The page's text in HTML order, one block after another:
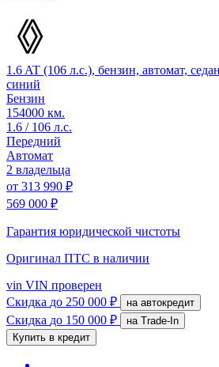
1.6 AT (106 л.с.), бензин, автомат,
синий
Бензин
154000 км.
1.6 / 106 л.с.
Передний
Автомат
2 владельца
от 313 990 ₽
569 000 ₽
Гарантия юридической чистоты
Оригинал ПТС в наличии
vin VIN проверен
Скидка до 250 000 ₽ на автокредит
Скидка до 150 000 ₽
на Trade-In
Купить в кредит